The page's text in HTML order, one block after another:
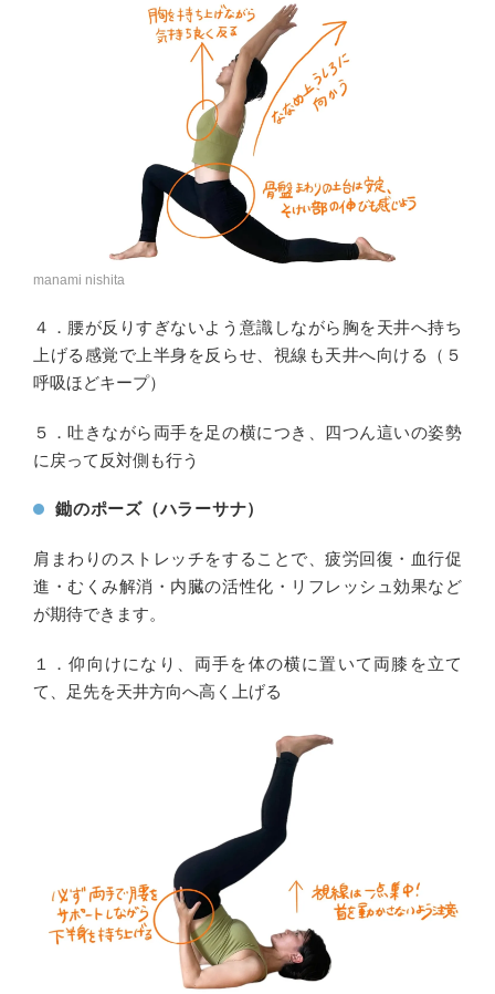
manami nishita
４．腰が反りすぎないよう意識しながら胸を天井へ持ち
上げる感覚で上半身を反らせ、視線も天井へ向ける（５
呼吸ほどキープ）
５．吐きながら両手を足の横につき、四つん這いの姿勢
に戻って反対側も行う
鋤のポーズ（ハラーサナ）
肩まわりのストレッチをすることで、疲労回復・血行促
進・むくみ解消・内臓の活性化・リフレッシュ効果など
が期待できます。
１．仰向けになり、両手を体の横に置いて両膝を立て
て、足先を天井方向へ高く上げる